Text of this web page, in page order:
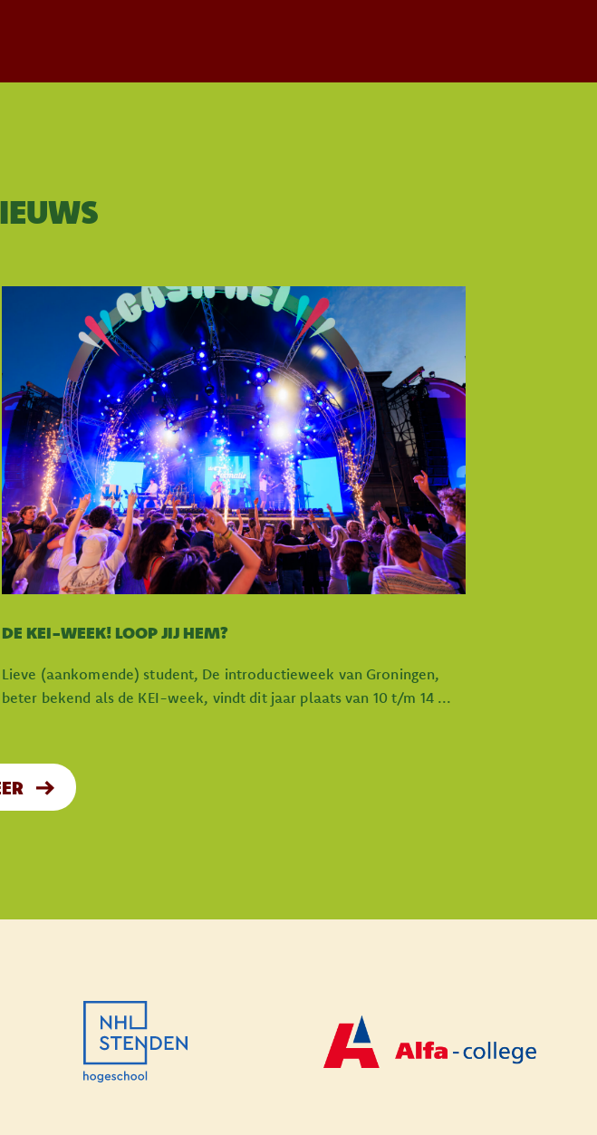
DE KEI-WEEK! LOOP JIJ HEM?
Lieve (aankomende) student, De introductieweek van Groningen,
beter bekend als de KEI-week, vindt dit jaar plaats van 10 t/m 14 ...